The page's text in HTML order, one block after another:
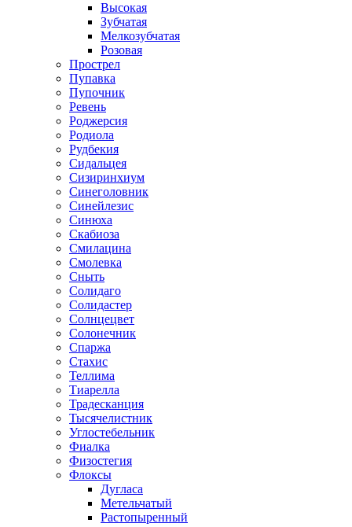
Высокая
Зубчатая
Мелкозубчатая
Розовая
Прострел
Пупавка
Пупочник
Ревень
Роджерсия
Родиола
Рудбекия
Сидальцея
Сизиринхиум
Синеголовник
Синейлезис
Синюха
Скабиоза
Смилацина
Смолевка
Сныть
Солидаго
Солидастер
Солнцецвет
Солонечник
Спаржа
Стахис
Теллима
Тиарелла
Традесканция
Тысячелистник
Углостебельник
Фиалка
Физостегия
Флоксы
Дугласа
Метельчатый
Растопыренный